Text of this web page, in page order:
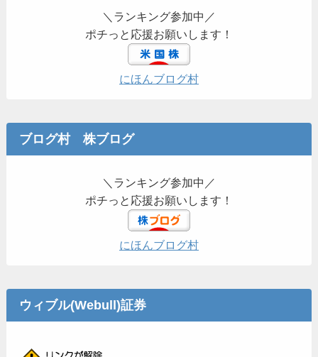
＼ランキング参加中／
ポチっと応援お願いします！
にほんブログ村
ブログ村 株ブログ
＼ランキング参加中／
ポチっと応援お願いします！
にほんブログ村
ウィブル(Webull)証券